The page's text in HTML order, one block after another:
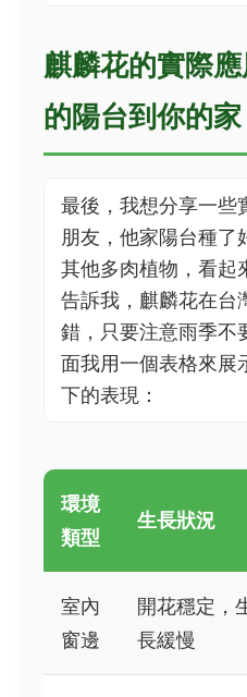
麒麟花的實際
的陽台到你的家
最後，我想分享一些
朋友，他家陽台種了
其他多肉植物，看起
告訴我，麒麟花在台
錯，只要注意雨季不
面我用一個表格來展
下的表現：
環境
類型
生長狀況
室內
窗邊
開花穩定，
長緩慢